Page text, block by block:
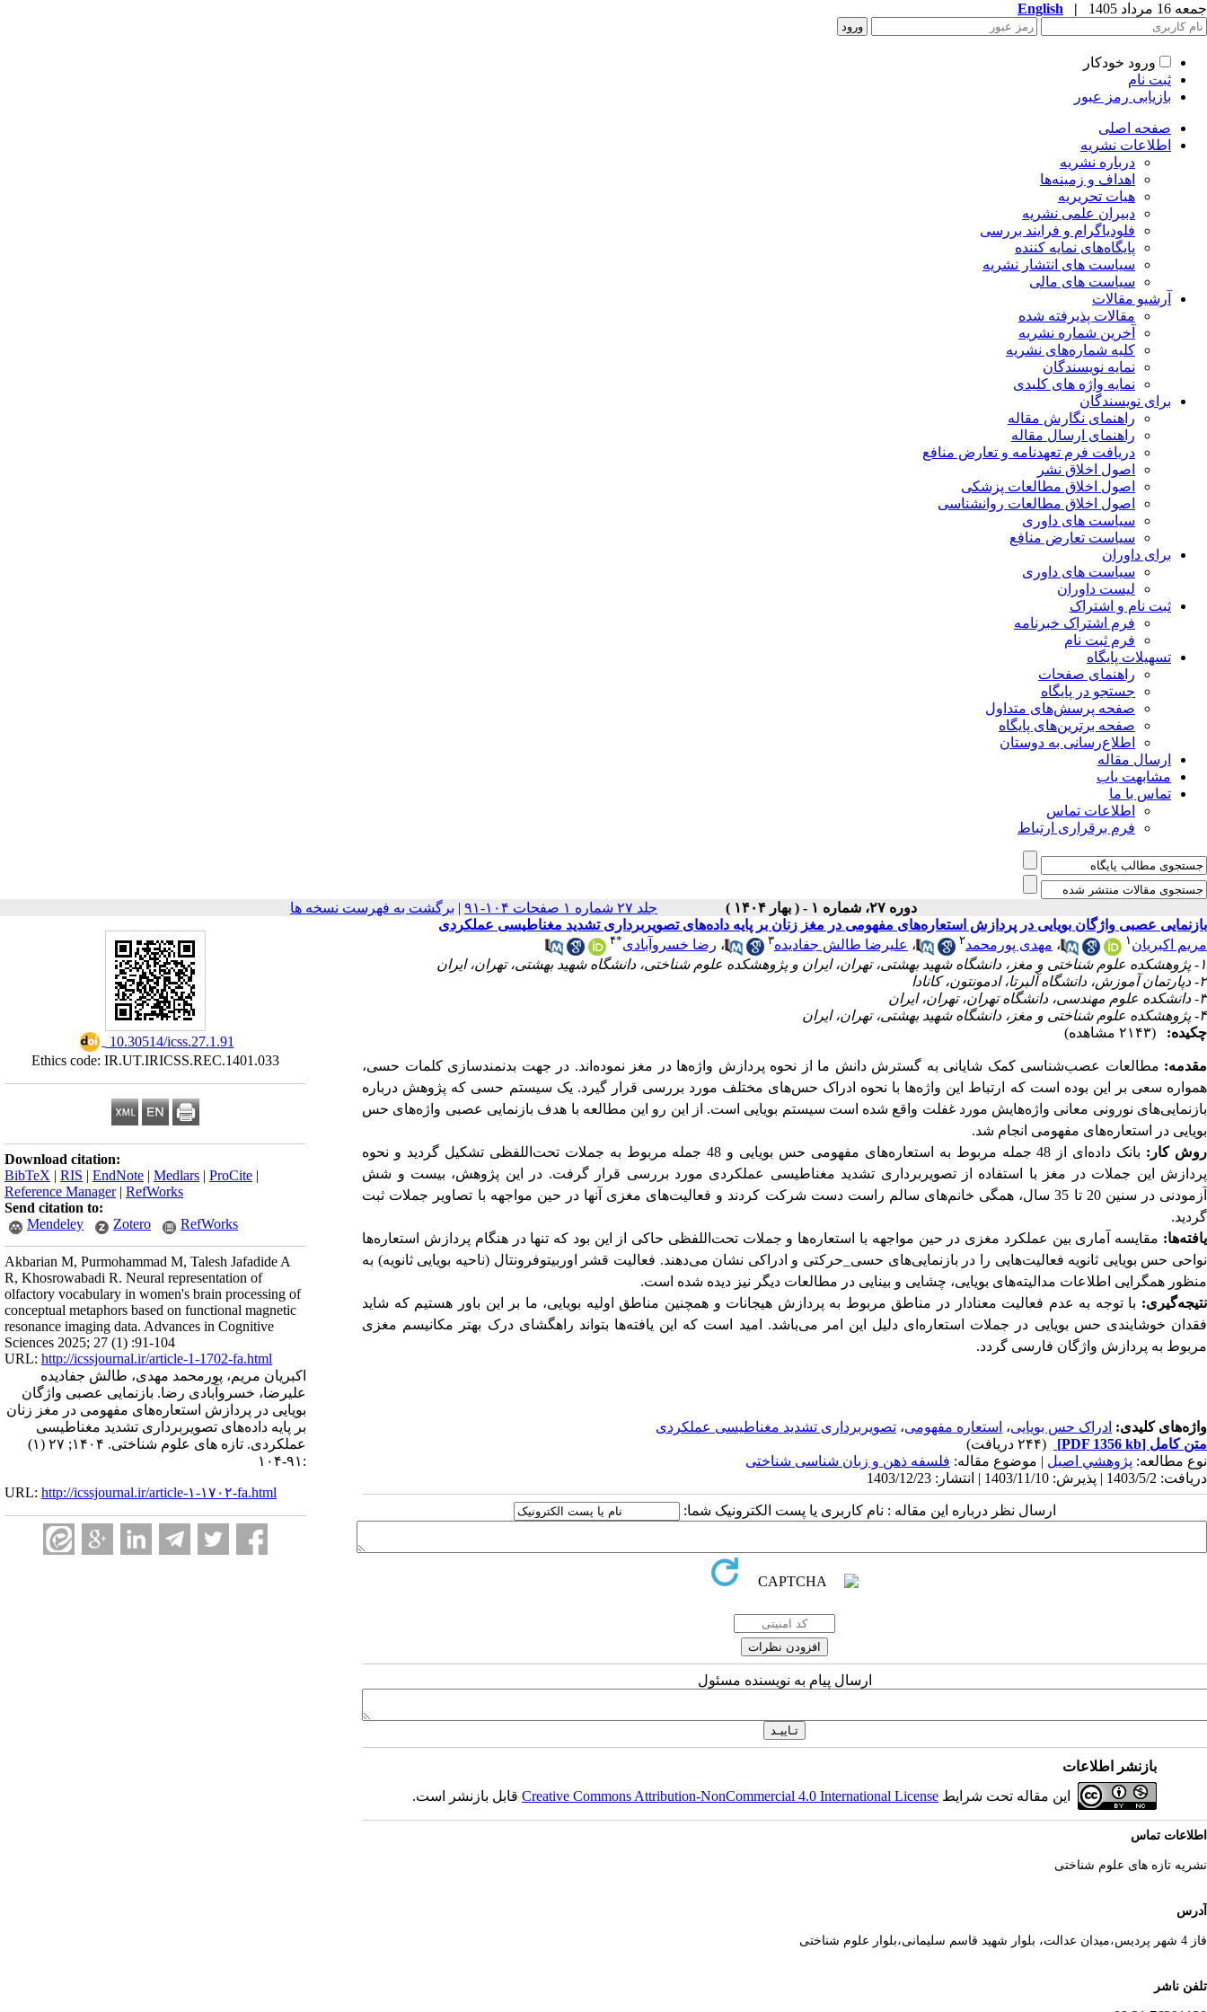
جمعه 16 مرداد 1405 |
English
ورود خودکار
ثبت نام
بازیابی رمز عبور
صفحه اصلی
اطلاعات نشریه
درباره نشریه
اهداف و زمینه‌ها
هیات تحریریه
دبیران علمی نشریه
فلودیاگرام و فرایند بررسی
پایگاه‌های نمایه کننده
سیاست های انتشار نشریه
سیاست های مالی
آرشیو مقالات
مقالات پذیرفته شده
آخرین شماره نشریه
کلیه شماره‌های نشریه
نمایه نویسندگان
نمایه واژه های کلیدی
برای نویسندگان
راهنمای نگارش مقاله
راهنمای ارسال مقاله
دریافت فرم تعهدنامه و تعارض منافع
اصول اخلاق نشر
اصول اخلاق مطالعات پزشکی
اصول اخلاق مطالعات روانشناسی
سیاست های داوری
سیاست تعارض منافع
برای داوران
سیاست های داوری
لیست داوران
ثبت نام و اشتراک
فرم اشتراک خبرنامه
فرم ثبت نام
تسهیلات پایگاه
راهنمای صفحات
جستجو در پایگاه
صفحه پرسش‌های متداول
صفحه برترین‌های پایگاه
اطلاع‌رسانی به دوستان
ارسال مقاله
مشابهت یاب
تماس با ما
اطلاعات تماس
فرم برقراری ارتباط
دوره ۲۷، شماره ۱ - ( بهار ۱۴۰۴ ) جلد ۲۷ شماره ۱ صفحات ۱۰۴-۹۱ | برگشت به فهرست نسخه ها
‎ 10.30514/icss.27.1.91
Ethics code: IR.UT.IRICSS.REC.1401.033
Download citation:
BibTeX | RIS | EndNote | Medlars | ProCite |
Reference Manager| RefWorks
Send citation to:
Mendeley
Zotero RefWorks
Akbarian M, Purmohammad M, Talesh Jafadide A
R, Khosrowabadi R. Neural representation of
olfactory vocabulary in women's brain processing of
conceptual metaphors based on functional magnetic
resonance imaging data. Advances in Cognitive
Sciences 2025; 27 (1) :91-104
URL: http://icssjournal.ir/article-1-1702-fa.html
اکبریان مریم، پورمحمد مهدی، طالش جفادیده
علیرضا، خسروآبادی رضا. بازنمایی عصبی واژگان
بویایی در پردازش استعاره‌های مفهومی در مغز زنان
بر پایه داده‌های تصویربرداری تشدید مغناطیسی
عملکردی. تازه های علوم شناختی. ۱۴۰۴; ۲۷ (۱)
:۹۱-۱۰۴
URL: http://icssjournal.ir/article-۱-۱۷۰۲-fa.html
بازنمایی عصبی واژگان بویایی در پردازش استعاره‌های مفهومی در مغز زنان بر پایه داده‌های تصویربرداری تشدید مغناطیسی عملکردی
مریم اکبریان ۱ ، مهدی پورمحمد۲ ، علیرضا طالش جفادیده۳ ، رضا خسروآبادی*۴
۱- پژوهشکده علوم شناختی و مغز، دانشگاه شهید بهشتی، تهران، ایران و پژوهشکده علوم شناختی، دانشگاه شهید بهشتی، تهران، ایران
۲- دپارتمان آموزش، دانشگاه آلبرتا، ادمونتون، کانادا
۳- دانشکده علوم مهندسی، دانشگاه تهران، تهران، ایران
۴- پژوهشکده علوم شناختی و مغز، دانشگاه شهید بهشتی، تهران، ایران
چکیده:
(۲۱۴۳ مشاهده)
مقدمه: مطالعات عصب‌شناسی کمک شایانی به گسترش دانش ما از نحوه پردازش واژه­‌ها در مغز نموده‌اند. در جهت بدنمندسازی کلمات حسی،
همواره سعی بر این بوده است که ارتباط این واژه‌­ها با نحوه ادراک حس‌های مختلف مورد بررسی قرار گیرد. یک سیستم حسی که پژوهش درباره
بازنمایی­‌های نورونی معانی واژه‌­هایش مورد غفلت واقع شده است سیستم بویایی است. از این رو این مطالعه با هدف بازنمایی عصبی واژه‌­های حس
بویایی در استعاره‌های مفهومی انجام شد.
روش کار:
بانک داده‌ای از 48 جمله مربوط به استعاره‌های مفهومی حس بویایی و 48 جمله مربوط به جملات تحت‌اللفظی تشکیل گردید و نحوه
پردازش این جملات در مغز با استفاده از تصویربرداری تشدید مغناطیسی عملکردی مورد بررسی قرار گرفت. در این پژوهش، بیست و شش
آزمودنی در سنین 20 تا 35 سال، همگی خانم‌های سالم راست دست شرکت کردند و فعالیت‌های مغزی آنها در حین مواجهه با تصاویر جملات ثبت
گردید.
یافته‌ها: مقایسه آماری بین عملکرد مغزی در حین مواجهه با استعاره‌ها و جملات تحت‌اللفظی حاکی از این بود که تنها در هنگام پردازش استعاره‌ها
نواحی حس بویایی ثانویه فعالیت‌هایی را در بازنمایی‌های حسی حرکتی و ادراکی نشان می‌دهند. فعالیت قشر اوربیتوفرونتال (ناحیه بویایی ثانویه) به
منظور همگرایی اطلاعات مدالیته‌های بویایی، چشایی و بینایی در مطالعات دیگر نیز دیده شده است.
نتیجه‌گیری: با توجه به عدم فعالیت معنا‌دار در مناطق مربوط به پردازش هیجانات و همچنین مناطق اولیه بویایی، ما بر این باور هستیم که شاید
فقدان خوشایندی حس بویایی در جملات استعاره‌ای دلیل این امر می‌باشد. امید است که این یافته‌ها بتواند راه­گشای درک بهتر مکانیسم مغزی
مربوط به پردازش واژگان فارسی گردد.
واژه‌های کلیدی: ادراک حس بویایی، استعاره مفهومی، تصویربرداری تشدید مغناطیسی عملکردی
متن کامل [PDF 1356 kb]
(۲۴۴ دریافت)
نوع مطالعه: پژوهشي اصیل | موضوع مقاله: فلسفه ذهن و زبان شناسی شناختی
دریافت: 1403/5/2 | پذیرش: 1403/11/10 | انتشار: 1403/12/23
ارسال نظر درباره این مقاله : نام کاربری یا پست الکترونیک شما:
ارسال پیام به نویسنده مسئول
بازنشر اطلاعات
این مقاله تحت شرایط Creative Commons Attribution-NonCommercial 4.0 International Licenseقابل بازنشر است.
اطلاعات تماس
نشریه تازه های علوم شناختی
آدرس
فاز 4 شهر پردیس،میدان عدالت، بلوار شهید قاسم سلیمانی،بلوار علوم شناختی
تلفن ناشر